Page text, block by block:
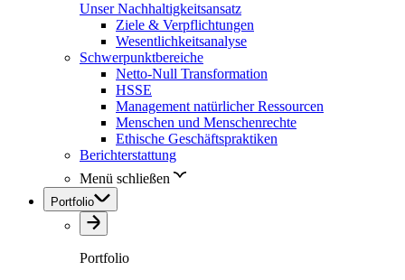
Unser Nachhaltigkeitsansatz
Ziele & Verpflichtungen
Wesentlichkeitsanalyse
Schwerpunktbereiche
Netto-Null Transformation
HSSE
Management natürlicher Ressourcen
Menschen und Menschenrechte
Ethische Geschäftspraktiken
Berichterstattung
Menü schließen
Portfolio
Portfolio